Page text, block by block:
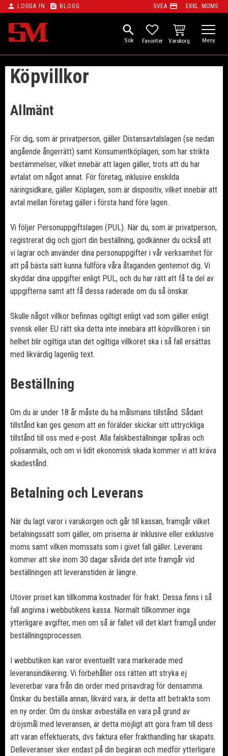
Meny
person LOGGA IN feed BLOGG SVEA payment EXKL. MOMS
search
FAVORITER
KUNDVAGN
Köpvillkor
Allmänt
För dig, som är privatperson, gäller Distansavtalslagen (se nedan
angående ångerrätt) samt Konsumentköplagen, som har strikta
bestämmelser, vilket innebär att lagen gäller, trots att du har
avtalat om något annat. För företag, inklusive enskilda
näringsidkare, gäller Köplagen, som är dispositiv, vilket innebär att
avtal mellan företag gäller i första hand före lagen.
Vi följer Personuppgiftslagen (PUL). När du, som är privatperson,
registrerat dig och gjort din beställning, godkänner du också att
vi lagrar och använder dina personuppgifter i vår verksamhet för
att på bästa sätt kunna fullföra våra åtaganden gentemot dig. Vi
skyddar dina uppgifter enligt PUL, och du har rätt att få ta del av
uppgifterna samt att få dessa raderade om du så önskar.
Skulle något villkor befinnas ogiltigt enligt vad som gäller enligt
svensk eller EU rätt ska detta inte innebära att köpvillkoren i sin
helhet blir ogiltiga utan det ogiltiga villkoret ska i så fall ersättas
med likvärdig lagenlig text.
Beställning
Om du är under 18 år måste du ha målsmans tillstånd. Sådant
tillstånd kan ges genom att en förälder skickar sitt uttryckliga
tillstånd till oss med e-post. Alla falskbeställningar spåras och
polisanmäls, och om vi lidit ekonomisk skada kommer vi att kräva
skadestånd.
Betalning och Leverans
När du lagt varor i varukorgen och går till kassan, framgår vilket
betalningssätt som gäller, om priserna är inklusive eller exklusive
moms samt vilken momssats som i givet fall gäller. Leverans
kommer att ske inom 30 dagar såvida det inte framgår vid
beställningen att leveranstiden är längre.
Utöver priset kan tillkomma kostnader för frakt. Dessa finns i så
fall angivna i webbutikens kassa. Normalt tillkommer inga
ytterligare avgifter, men om så är fallet vill det klart framgå under
beställningsprocessen.
I webbutiken kan varor eventuellt vara markerade med
leveransindikering. Vi förbehåller oss rätten att stryka ej
levererbar vara från din order med prisavdrag för densamma.
Önskar du beställa annan, likvärd vara, är detta att betrakta som
en ny order. Om du önskar avbeställa en vara på grund av
dröjsmål med leveransen, är detta möjligt att göra fram till dess
att varan effektuerats, dvs faktura eller frakthandling har skapats.
Delleveranser sker endast på din begäran och medför ytterligare